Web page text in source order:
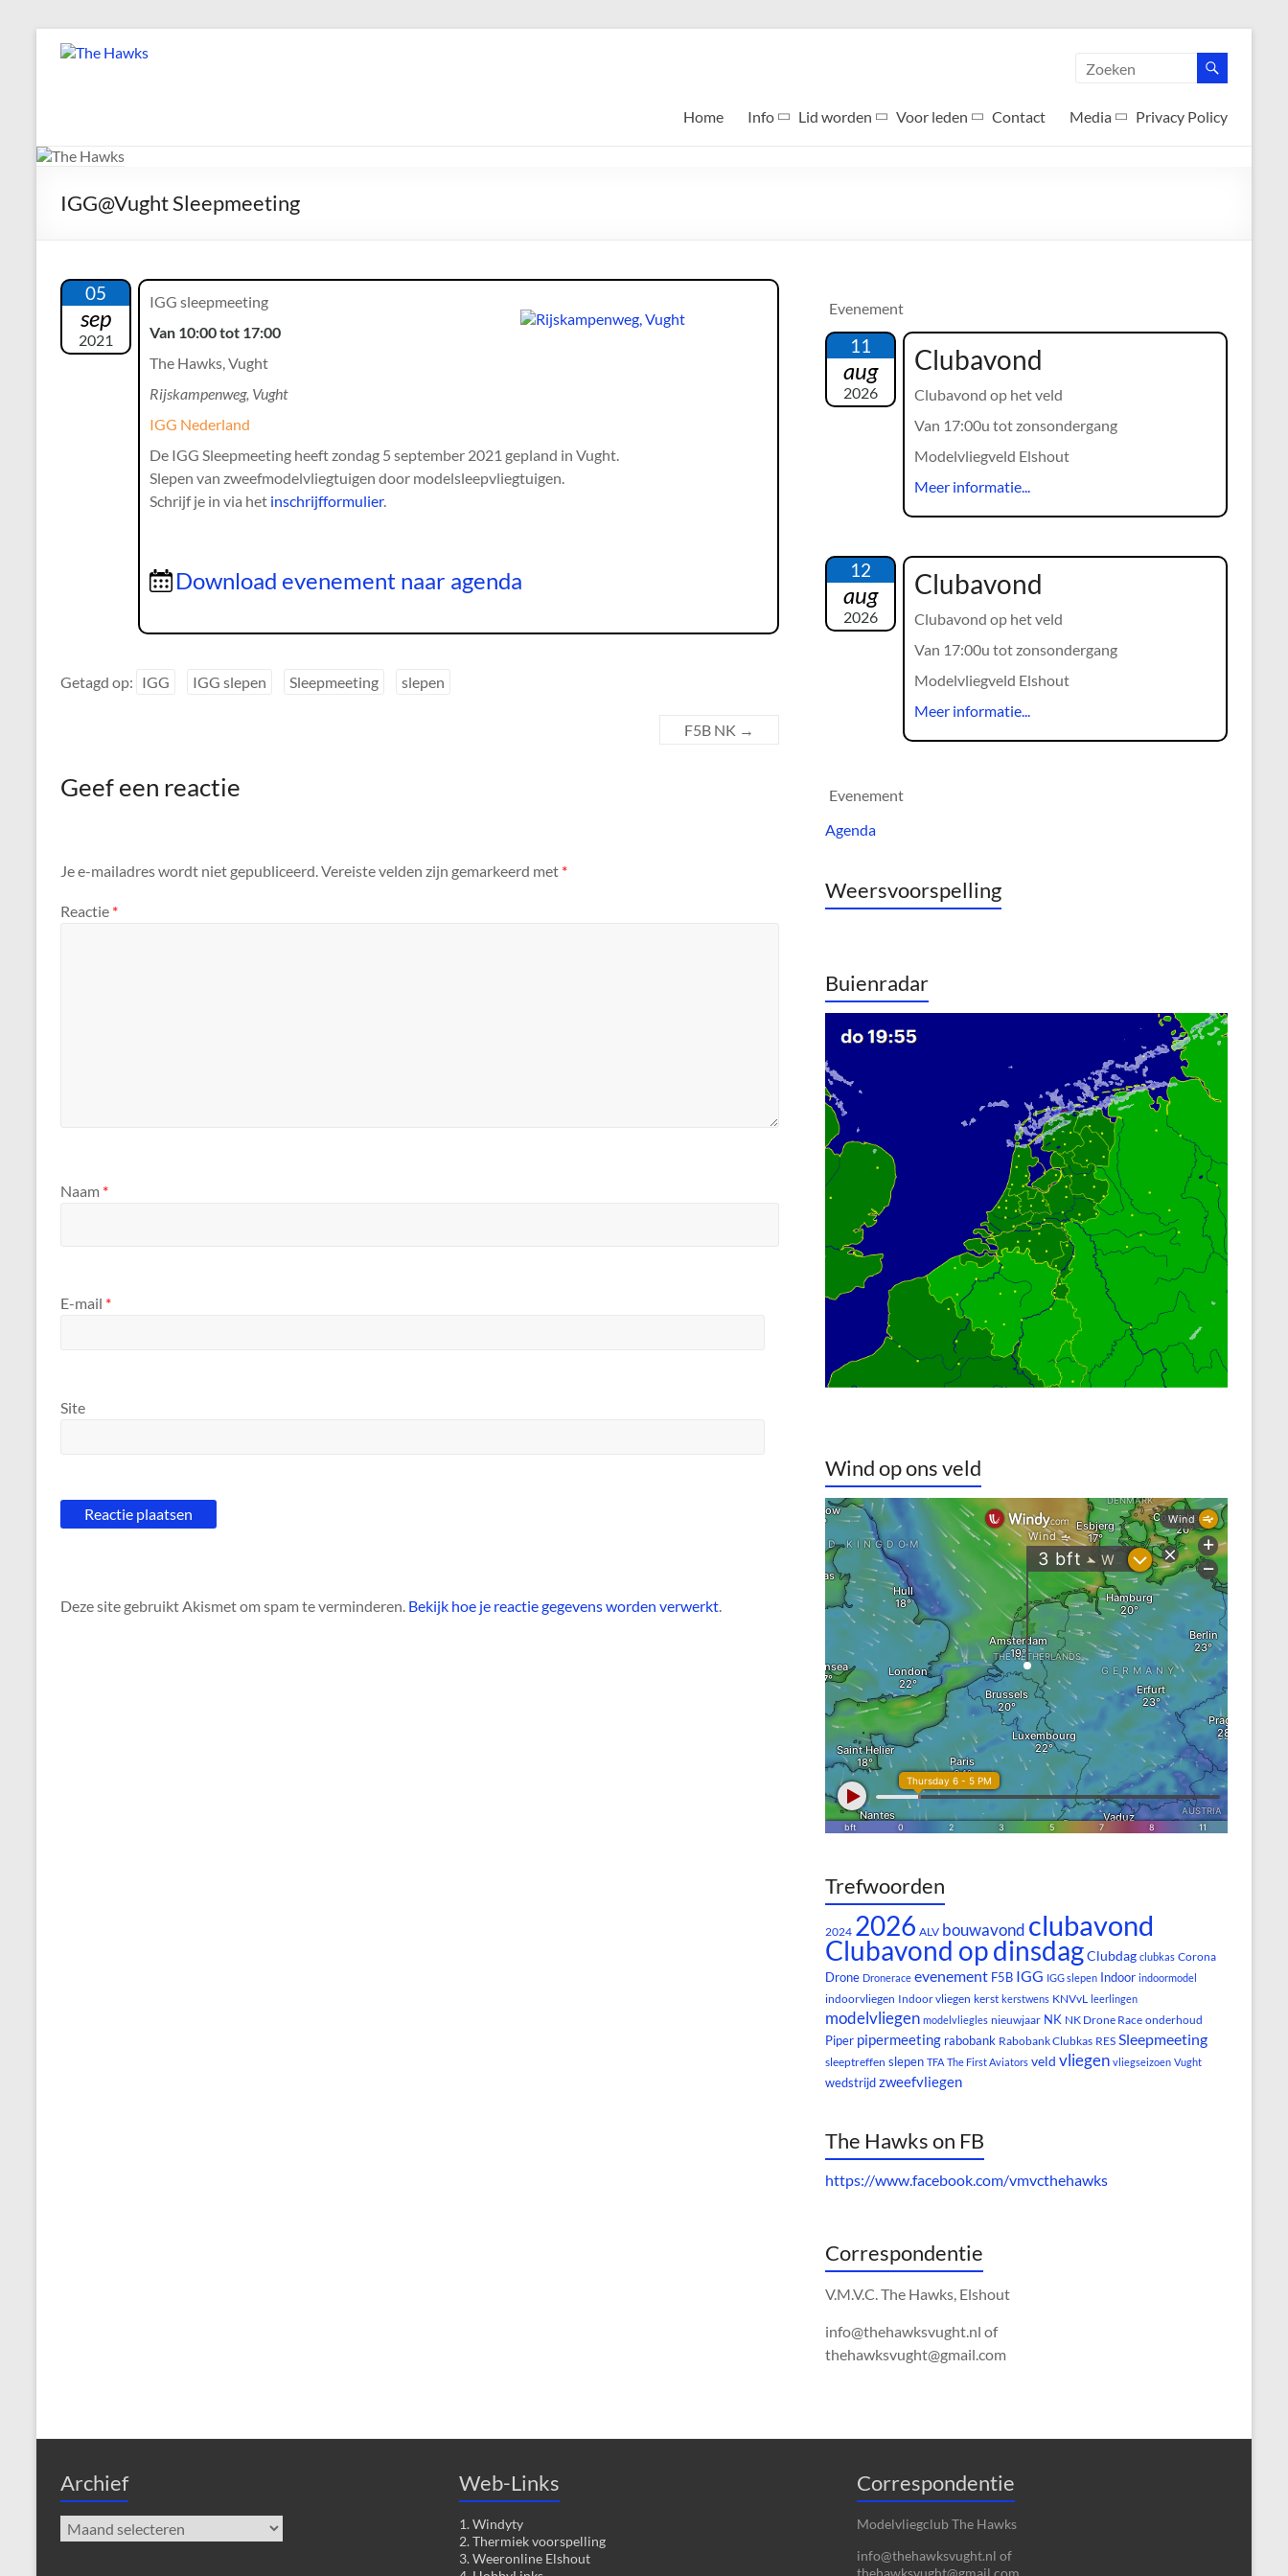
naarThe
gezelligste
van
Home Info Lid worden Voor leden Contact Media Privacy Policy
IGG@Vught Sleepmeeting
05
sep
2021
IGG sleepmeeting
Van 10:00 tot 17:00
The Hawks, Vught
Rijskampenweg, Vught
IGG Nederland
De IGG Sleepmeeting heeft zondag 5 september 2021 gepland in Vught.
Slepen van zweefmodelvliegtuigen door modelsleepvliegtuigen.
Schrijf je in via het inschrijfformulier.
Download evenement naar agenda
Getagd op: IGG IGG slepen Sleepmeeting slepen
F5B NK →
Geef een reactie
Je e-mailadres wordt niet gepubliceerd.Vereiste velden zijn gemarkeerd met *
Reactie *
Naam *
E-mail *
Site
Deze site gebruikt Akismet om spam te verminderen. Bekijk hoe je reactie gegevens worden verwerkt
Evenement
11
aug
2026
Clubavond
Clubavond op het veld
Van 17:00u tot zonsondergang
Modelvliegveld Elshout
Meer informatie...
12
aug
2026
Clubavond
Clubavond op het veld
Van 17:00u tot zonsondergang
Modelvliegveld Elshout
Meer informatie...
Evenement
Agenda
Weersvoorspelling
Buienradar
Wind op ons veld
Trefwoorden
2024 2026 ALV bouwavond clubavond
Clubavond op dinsdagClubdag clubkas Corona
Drone Dronerace evenement F5B IGG IGG slepen Indoor indoormodel
indoorvliegen Indoor vliegen kerst kerstwens KNVvL leerlingen
modelvliegen modelvliegles nieuwjaar NK NK Drone Race onderhoud
Piper pipermeeting rabobank Rabobank Clubkas RES Sleepmeeting
sleeptreffen slepen TFA The First Aviators veld vliegen vliegseizoen Vught
wedstrijdzweefvliegen
The Hawks on FB
https://www.facebook.com/vmvcthehawks
Correspondentie
V.M.V.C. The Hawks, Elshout
info@thehawksvught.nl of
thehawksvught@gmail.com
Archief
Archief
Web-Links
1. Windyty
2. Thermiek voorspelling
3. Weeronline Elshout
Correspondentie
Modelvliegclub The Hawks
info@thehawksvught.nl of
thehawksvught@gmail.com